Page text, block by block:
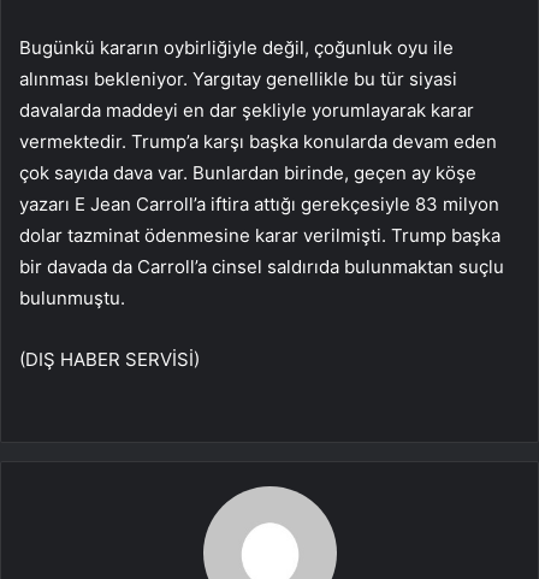
Bugünkü kararın oybirliğiyle değil, çoğunluk oyu ile
alınması bekleniyor. Yargıtay genellikle bu tür siyasi
davalarda maddeyi en dar şekliyle yorumlayarak karar
vermektedir. Trump’a karşı başka konularda devam eden
çok sayıda dava var. Bunlardan birinde, geçen ay köşe
yazarı E Jean Carroll’a iftira attığı gerekçesiyle 83 milyon
dolar tazminat ödenmesine karar verilmişti. Trump başka
bir davada da Carroll’a cinsel saldırıda bulunmaktan suçlu
bulunmuştu.
(DIŞ HABER SERVİSİ)